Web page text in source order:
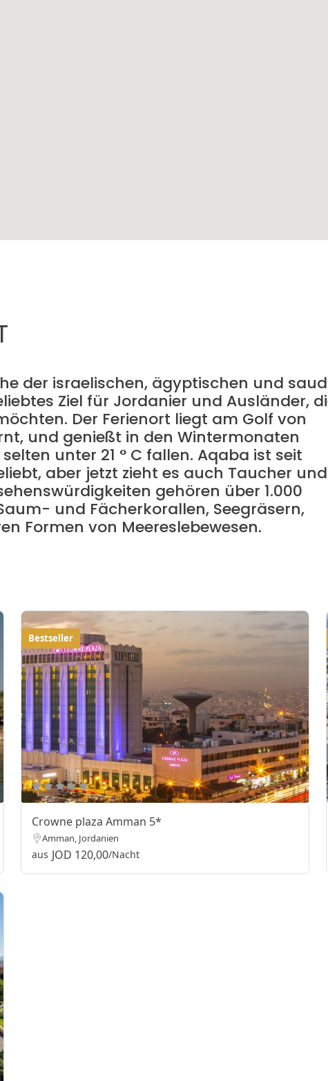
der israelischen, ägyptischen und
Ziel für Jordanier und Ausländer,
Der Ferienort liegt am Golf von
und genießt in den Wintermonaten
unter 21 ° C fallen. Aqaba ist seit
aber jetzt zieht es auch Taucher und
gehören über 1.000
und Fächerkorallen, Seegräsern,
Formen von Meereslebewesen.
Bestseller
Crowne plaza Amman 5*
Amman, Jordanien
aus JOD 120,00/Nacht